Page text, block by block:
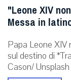
"Leone XIV
Messa in
Papa Leone XIV
sul destino di
Cason/